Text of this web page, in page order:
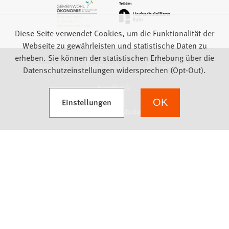
Impressum Datenschutz
Barrierefreiheit
Feedback
Diese Seite verwendet Cookies, um die Funktionalität der
Webseite zu gewährleisten und statistische Daten zu
erheben. Sie können der statistischen Erhebung über die
Datenschutzeinstellungen widersprechen (Opt-Out).
Einstellungen
(Öffnet in einem neuen Tab) OK